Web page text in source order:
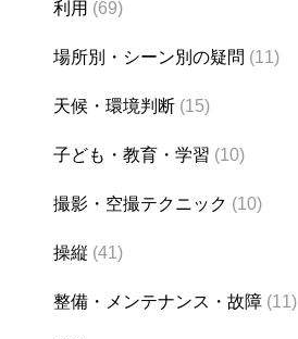
利用 (69)
場所別・シーン別の疑問 (11)
天候・環境判断 (15)
子ども・教育・学習 (10)
撮影・空撮テクニック (10)
操縦 (41)
整備・メンテナンス・故障 (11)